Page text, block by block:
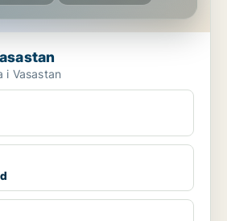
i Vasastan